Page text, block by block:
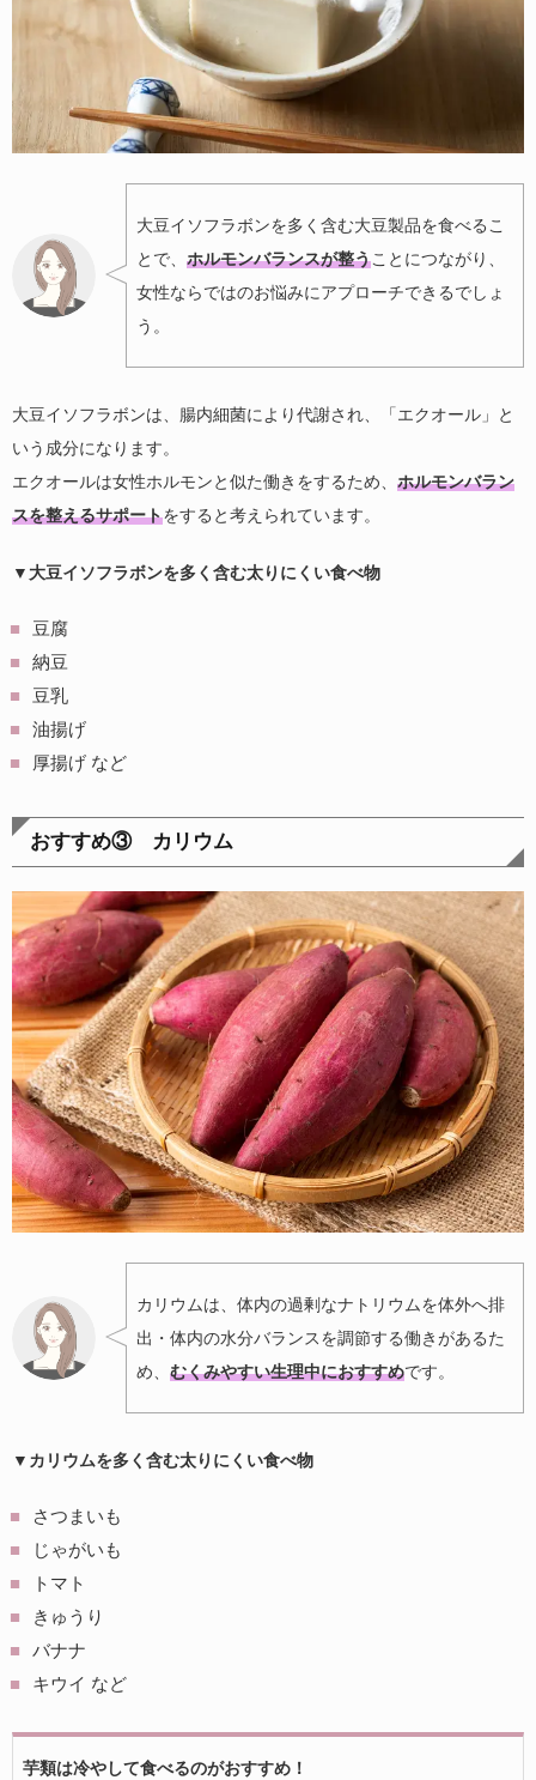
大豆イソフラボンを多く含む大豆製品を食べるこ
とで、 ホルモンバランスが整うことにつながり、
女性ならではのお悩みにアプローチできるでしょ
う。
大豆イソフラボンは、腸内細菌により代謝され、「エクオール」と
いう成分になります。
エクオールは女性ホルモンと似た働きをするため、 ホルモンバラン
スを整えるサポートをすると考えられています。
▼大豆イソフラボンを多く含む太りにくい食べ物
豆腐
納豆
豆乳
油揚げ
厚揚げ など
おすすめ③ カリウム
カリウムは、体内の過剰なナトリウムを体外へ排
出・体内の水分バランスを調節する働きがあるた
め、 むくみやすい生理中におすすめです。
▼カリウムを多く含む太りにくい食べ物
さつまいも
じゃがいも
トマト
きゅうり
バナナ
キウイ など
芋類は冷やして食べるのがおすすめ！